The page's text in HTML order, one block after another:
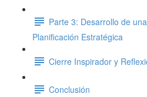
Parte 3: Desarrollo de
Planificación Estratégica
Cierre Inspirador y
Conclusión